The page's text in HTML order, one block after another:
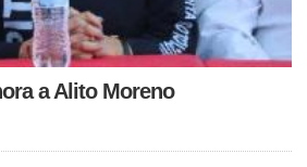
a Alito Moreno
Presidenta Claudia Sheinbaum
49% en homicidios dolosos, de
a mayo de 2026 La Presidenta de
Pardo, destacó que, derivado
riguroso, profesional y honesto
con la Estrategia Nacional de
una disminución preliminar de 49
reducción del 49 por ciento de los